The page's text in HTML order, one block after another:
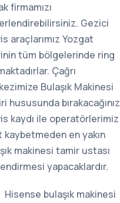
firmamızı
Gezici
araçlarımız Yozgat
tüm bölgelerinde ring
Çağrı
Bulaşık Makinesi
hususunda bırakacağınız
kaydı ile operatörlerimiz
kaybetmeden en yakın
makinesi tamir ustası
yapacaklardır.
Hisense bulaşık makinesi